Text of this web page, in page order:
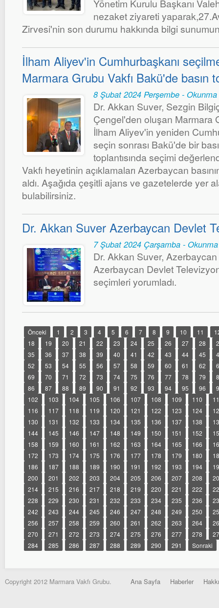
Yönetim Kurulu Başkanı
nezaket ziyareti
Zirvesi'nin son durumu hakkında bilgi
İlham Aliyev'in Cumhurbaşkanı
Marmara Grubu Vakfı Bakü'de basın
8 Şubat 2024 Perşembe -
Dr. Akkan Suver, Sezgin
Çengel'den oluşan Marmara
İlham Aliyev'in yeniden
seçin sonrası Bakü'de bir
toplantısında seçimi
Vakfı heyetinin açıklamaları Azerbaycan
aldı. Aşağıda çeşitli ajans ve gazetelerde yer
bulabilirsiniz.
Dr. Akkan Suver Azerbaycan Devlet
7 Şubat 2024 Çarşamba -
Dr. Akkan Suver,
Azerbaycan Devlet
seçimleri yorumladı.
Önceki 1 2 3 4 5 6 7 8 9 10 11
18
19 20 21 22 23 24 25 26 27 28
35
36 37 38 39 40 41 42 43 44 45
52
53 54 55 56 57 58 59 60 61 62
69
70 71 72 73 74 75 76 77 78 79
86
87 88 89 90 91 92 93 94 95 96
102
103 104 105 106 107 108 109 110
116
117 118 119 120 121 122 123 124
130
131 132 133 134 135 136 137 138
144
145 146 147 148 149 150 151 152
158
159 160 161 162 163 164 165 166
172
173 174 175 176 177 178 179 180
186
187 188 189 190 191 192 193 194
200
201 202 203 204 205 206 207 208
214
215 216 217 218 219 220 221 222
228
229 230 231 232 233 234 235 236
242
243 244 245 246 247 248 249 250
256
257 258 259 260 261 262 263 264
270
271 272 273 274 275 276 277 278
284
285 286 287 288 289 290 291 Sonraki
Copyright 2012 Marmara Vakfı Grubu. Ana Sayfa Haberler